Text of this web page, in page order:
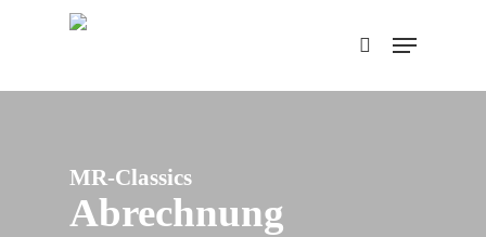
search
Menu
MR-Classics
Abrechnung